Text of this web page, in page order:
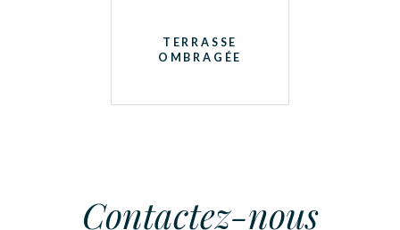
TERRASSE
OMBRAGÉE
Contactez-nous